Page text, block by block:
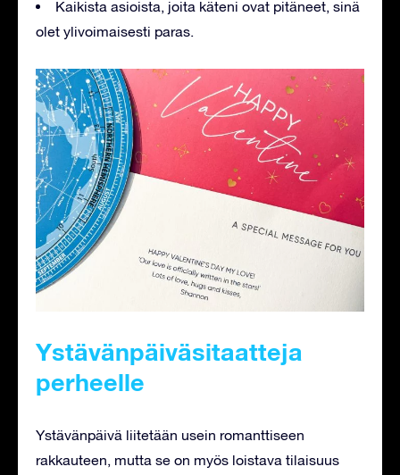
Kaikista asioista, joita käteni ovat pitäneet, sinä
olet ylivoimaisesti paras.
Ystävänpäiväsitaatteja
perheelle
Ystävänpäivä liitetään usein romanttiseen
rakkauteen, mutta se on myös loistava tilaisuus